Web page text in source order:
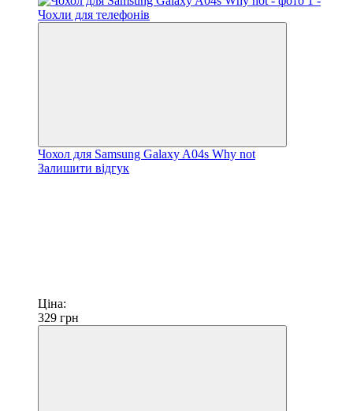
Чохол для Samsung Galaxy A04s Why not
Залишити відгук
Ціна:
329 грн